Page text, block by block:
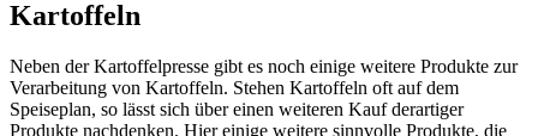
Kartoffeln
Neben der Kartoffelpresse gibt es noch einige weitere Produkte zur
Verarbeitung von Kartoffeln. Stehen Kartoffeln oft auf dem
Speiseplan, so lässt sich über einen weiteren Kauf derartiger
Produkte nachdenken. Hier einige weitere sinnvolle Produkte, die